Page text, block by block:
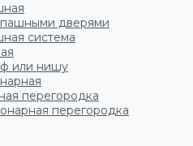
дверями
система
или нишу
перегородка
перегородка